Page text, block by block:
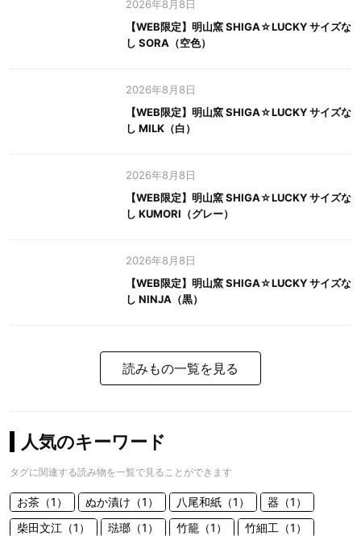
2026年8月8日
【WEB限定】明山窯 SHIGA☆LUCKY サイズな
し SORA（空色）
2026年8月8日
【WEB限定】明山窯 SHIGA☆LUCKY サイズな
し MILK（白）
2026年8月8日
【WEB限定】明山窯 SHIGA☆LUCKY サイズな
し KUMORI（グレー）
2026年8月8日
【WEB限定】明山窯 SHIGA☆LUCKY サイズな
し NINJA（黒）
読みもの一覧を見る
人気のキーワード
タグに関連する読み物を一覧で見ることができます
お茶（1） ぬか漬け（1） 八尾和紙（1）
器（1）
柴田文江（1）
琺瑯（1） 竹籠（1） 竹細工（1）